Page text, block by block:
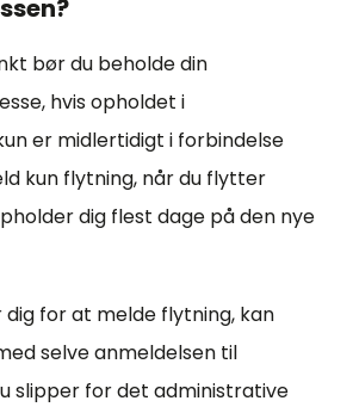
bør du beholde din
hvis opholdet i
er midlertidigt i forbindelse
kun flytning, når du flytter
dig flest dage på den nye
dig for at melde flytning, kan
selve anmeldelsen til
slipper for det administrative